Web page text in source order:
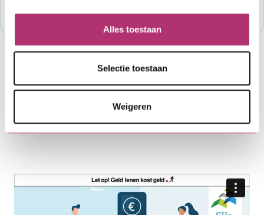
Alles toestaan
Selectie toestaan
Weigeren
provincie: www.rozendaal.nl.
Hoe werkt het aanvragen van een
lening?